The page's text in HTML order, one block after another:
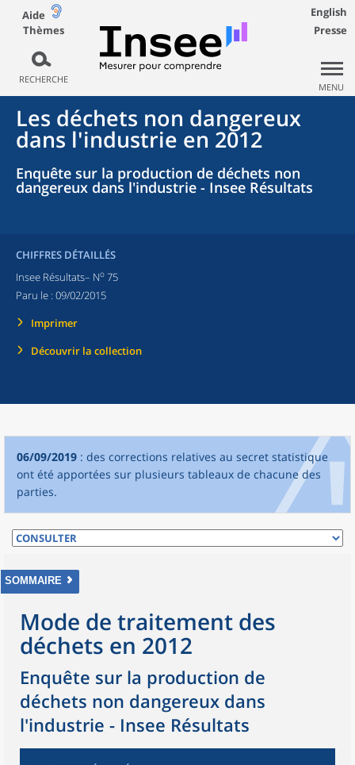
Aide
Thèmes
RECHERCHE
English
Presse
MENU
Les déchets non dangereux
dans l'industrie en 2012
Enquête sur la production de déchets non
dangereux dans l'industrie - Insee Résultats
CHIFFRES DÉTAILLÉS
Insee Résultats– No 75
Paru le : 09/02/2015
Imprimer
Découvrir la collection
06/09/2019 : des corrections relatives au secret statistique
ont été apportées sur plusieurs tableaux de chacune des
parties.
SOMMAIRE
Mode de traitement des
déchets en 2012
Enquête sur la production de
déchets non dangereux dans
l'industrie - Insee Résultats